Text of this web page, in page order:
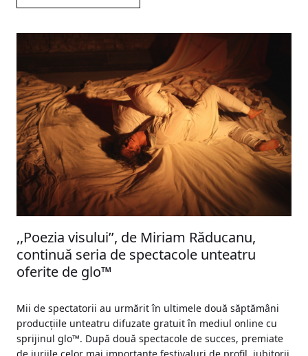
,,Poezia visului’’, de Miriam Răducanu,
continuă seria de spectacole unteatru
oferite de glo™
Mii de spectatorii au urmărit în ultimele două săptămâni
producțiile unteatru difuzate gratuit în mediul online cu
sprijinul glo™. După două spectacole de succes, premiate